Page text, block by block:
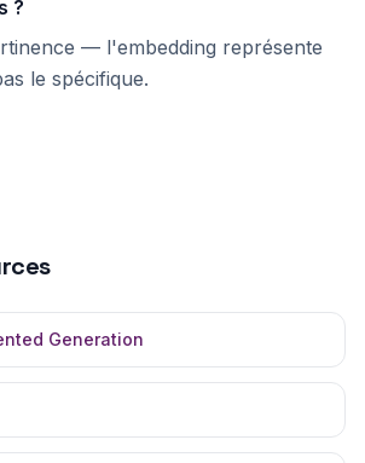
?
— l'embedding représente
le spécifique.
Generation